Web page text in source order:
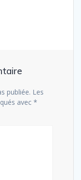
publiée. Les
avec *